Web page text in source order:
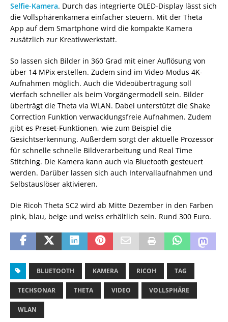
Selfie-Kamera. Durch das integrierte OLED-Display lässt sich
die Vollsphärenkamera einfacher steuern. Mit der Theta
App auf dem Smartphone wird die kompakte Kamera
zusätzlich zur Kreativwerkstatt.
So lassen sich Bilder in 360 Grad mit einer Auflösung von
über 14 MPix erstellen. Zudem sind im Video-Modus 4K-
Aufnahmen möglich. Auch die Videoübertragung soll
vierfach schneller als beim Vorgängermodell sein. Bilder
überträgt die Theta via WLAN. Dabei unterstützt die Shake
Correction Funktion verwacklungsfreie Aufnahmen. Zudem
gibt es Preset-Funktionen, wie zum Beispiel die
Gesichtserkennung. Außerdem sorgt der aktuelle Prozessor
für schnelle schnelle Bildverarbeitung und Real Time
Stitching. Die Kamera kann auch via Bluetooth gesteuert
werden. Darüber lassen sich auch Intervallaufnahmen und
Selbstauslöser aktivieren.
Die Ricoh Theta SC2 wird ab Mitte Dezember in den Farben
pink, blau, beige und weiss erhältlich sein. Rund 300 Euro.
BLUETOOTH KAMERA RICOH TAG
TECHSONAR THETA VIDEO VOLLSPHÄRE
WLAN